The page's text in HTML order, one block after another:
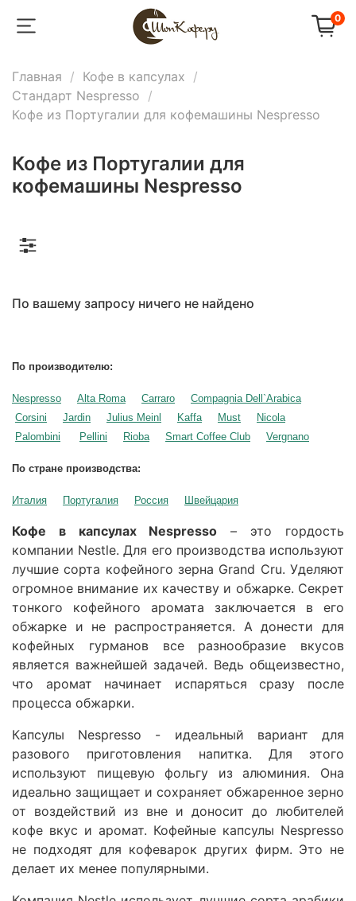
0
Главная
Кофе в капсулах
Стандарт Nespresso
Кофе из Португалии для кофемашины Nespresso
Кофе из Португалии для
кофемашины Nespresso
По вашему запросу ничего не найдено
По производителю:
Nespresso Alta Roma Carraro
Compagnia Dell`Arabica
Corsini
Jardin Julius Meinl Kaffa Must
Nicola
Palombini
Pellini Rioba Smart Coffee Club Vergnano
По стране производства:
Италия Португалия Россия Швейцария
Кофе в капсулах Nespresso – это гордость
компании Nestle. Для его производства используют
лучшие сорта кофейного зерна Grand Cru. Уделяют
огромное внимание их качеству и обжарке. Секрет
тонкого кофейного аромата заключается в его
обжарке и не распространяется. А донести для
кофейных гурманов все разнообразие вкусов
является важнейшей задачей. Ведь общеизвестно,
что аромат начинает испаряться сразу после
процесса обжарки.
Капсулы Nespresso - идеальный вариант для
разового приготовления напитка. Для этого
используют пищевую фольгу из алюминия. Она
идеально защищает и сохраняет обжаренное зерно
от воздействий из вне и доносит до любителей
кофе вкус и аромат. Кофейные капсулы Nespresso
не подходят для кофеварок других фирм. Это не
делает их менее популярными.